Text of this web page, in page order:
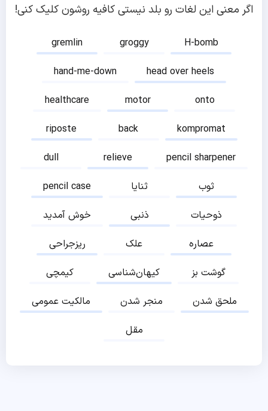
اگر معنی این لغات رو بلد نیستی کافیه روشون کلیک کنی!
gremlin groggy
H-bomb
hand-me-down
head over heels
healthcare
motor
onto
riposte
back
kompromat
dull
relieve
pencil sharpener
pencil case
ثنایا
ثوب
خوش آمدید
ذنبی
ذوحیات
ریزجراحی
علک
عصاره
کیمچی
کیهان‌شناسی
گوشت بز
مالکیت عمومی
منجر شدن
ملحق شدن
مقل